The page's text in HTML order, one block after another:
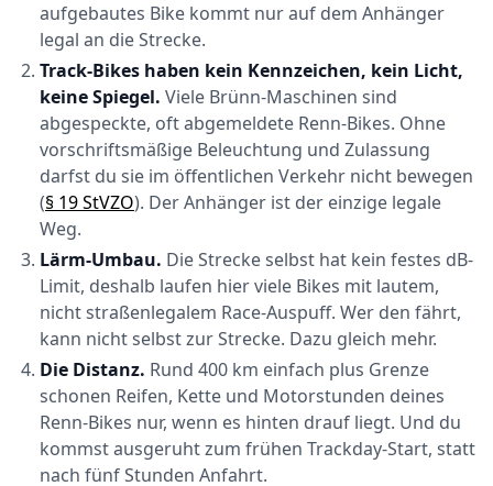
aufgebautes Bike kommt nur auf dem Anhänger
legal an die Strecke.
Track-Bikes haben kein Kennzeichen, kein Licht,
keine Spiegel. Viele Brünn-Maschinen sind
abgespeckte, oft abgemeldete Renn-Bikes. Ohne
vorschriftsmäßige Beleuchtung und Zulassung
darfst du sie im öffentlichen Verkehr nicht bewegen
(§ 19 StVZO). Der Anhänger ist der einzige legale
Weg.
Lärm-Umbau. Die Strecke selbst hat kein festes dB-
Limit, deshalb laufen hier viele Bikes mit lautem,
nicht straßenlegalem Race-Auspuff. Wer den fährt,
kann nicht selbst zur Strecke. Dazu gleich mehr.
Die Distanz. Rund 400 km einfach plus Grenze
schonen Reifen, Kette und Motorstunden deines
Renn-Bikes nur, wenn es hinten drauf liegt. Und du
kommst ausgeruht zum frühen Trackday-Start, statt
nach fünf Stunden Anfahrt.